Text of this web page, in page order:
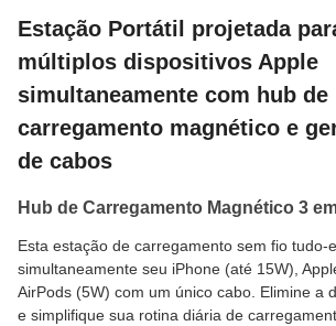
Estação Portátil projetada
múltiplos dispositivos Apple
simultaneamente com hub de
carregamento magnético e
de cabos
Hub de Carregamento Magnético 3
Esta estação de carregamento sem fio tudo-
simultaneamente seu iPhone (até 15W),
AirPods (5W) com um único cabo. Elimine a
e simplifique sua rotina diária de